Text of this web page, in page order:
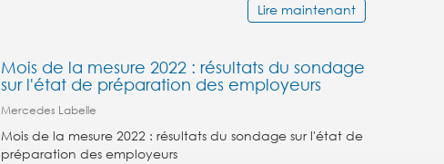
Lire maintenant
Mois de la mesure 2022 : résultats du sondage
sur l'état de préparation des employeurs
Mercedes Labelle
Mois de la mesure 2022 : résultats du sondage sur l'état de
préparation des employeurs